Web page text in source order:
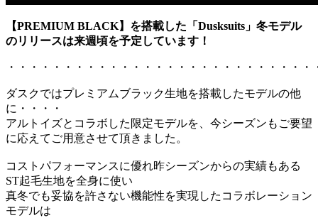
【PREMIUM BLACK】を搭載した「Dusksuits」冬モデル
のリリースは来週頃を予定しています！
・・・・・・・・・・・・・・・・・・・・・・・・・・・
ダスクではプレミアムブラック生地を搭載したモデルの他
に・・・・
アルトイズとコラボした限定モデルを、今シーズンもご要望
に応えてご用意させて頂きました。
コストパフォーマンスに優れ昨シーズンからの実績もある
ST起毛生地を全身に使い
真冬でも妥協を許さない機能性を実現したコラボレーション
モデルは